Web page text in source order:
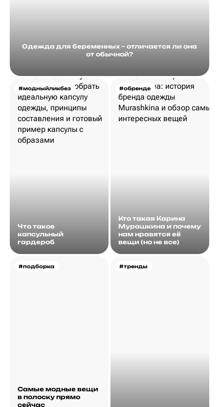
Одежда для беременных – отличается ли она
от обычной?
#модныйликбез
Что такое
капсульный
гардероб
#обренде
Кто такая Карина
Мурашкина и почему
нам нравятся её
вещи (но не все)
#подборка
Самые модные вещи
в полоску прямо
сейчас
#тренды